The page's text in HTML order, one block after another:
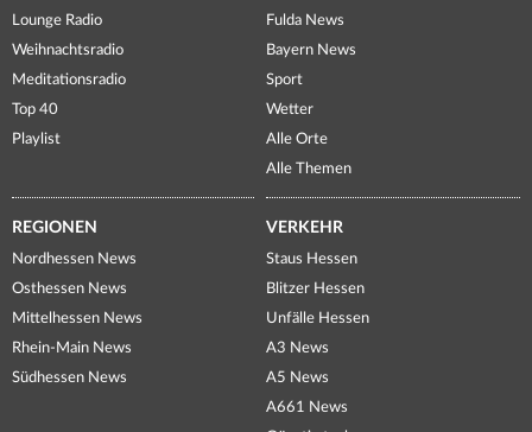
Lounge Radio
Weihnachtsradio
Meditationsradio
Top 40
Playlist
Fulda News
Bayern News
Sport
Wetter
Alle Orte
Alle Themen
REGIONEN
Nordhessen News
Osthessen News
Mittelhessen News
Rhein-Main News
Südhessen News
VERKEHR
Staus Hessen
Blitzer Hessen
Unfälle Hessen
A3 News
A5 News
A661 News